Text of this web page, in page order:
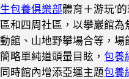
生包養俱樂部體育＋游玩’的
區和四周社區，以攀巖館
動館、山地野攀場合等，
簡略單純道頭暈目眩， 包養
同時館內增添亞運主題包養